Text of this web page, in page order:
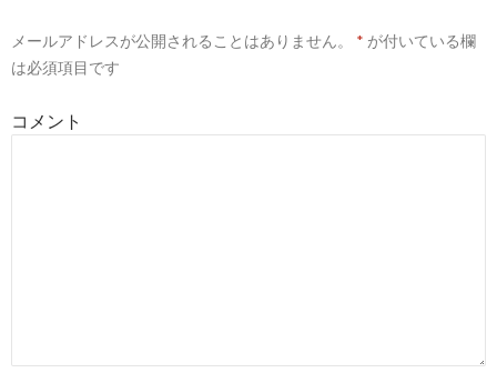
シ
ン
メールアドレスが公開されることはありません。 * が付いている欄
は必須項目です
コメント